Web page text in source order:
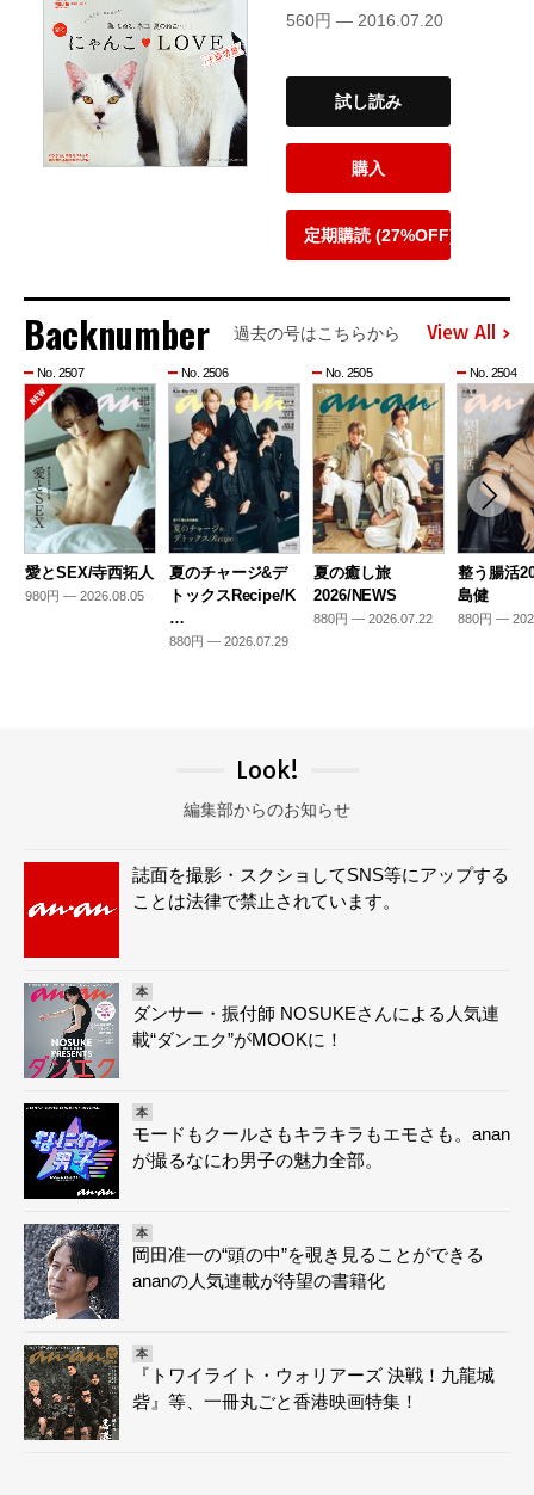
560円 — 2016.07.20
試し読み
購入
定期購読 (27%OFF)
Backnumber 過去の号はこちらから View All
No. 2507
愛とSEX/寺西拓人
980円 — 2026.08.05
No. 2506
夏のチャージ&デ
トックスRecipe/K
…
880円 — 2026.07.29
No. 2505
夏の癒し旅
2026/NEWS
880円 — 2026.07.22
No. 2504
整う腸活
島健
880円 —
Look!
編集部からのお知らせ
誌面を撮影・スクショしてSNS等にアップする
ことは法律で禁止されています。
本
ダンサー・振付師 NOSUKEさんによる人気連
載“ダンエク”がMOOKに！
本
モードもクールさもキラキラもエモさも。anan
が撮るなにわ男子の魅力全部。
本
岡田准一の“頭の中”を覗き見ることができる
ananの人気連載が待望の書籍化
本
『トワイライト・ウォリアーズ 決戦！九龍城
砦』等、一冊丸ごと香港映画特集！